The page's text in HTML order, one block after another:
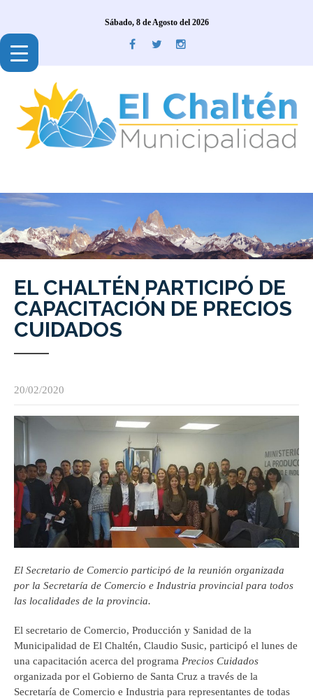
Sábado, 8 de Agosto del 2026
EL CHALTÉN PARTICIPÓ DE
CAPACITACIÓN DE PRECIOS
CUIDADOS
20/02/2020
El Secretario de Comercio participó de la reunión organizada
por la Secretaría de Comercio e Industria provincial para todos
las localidades de la provincia.
El secretario de Comercio, Producción y Sanidad de la
Municipalidad de El Chaltén, Claudio Susic, participó el lunes de
una capacitación acerca del programa Precios Cuidados
organizada por el Gobierno de Santa Cruz a través de la
Secretaría de Comercio e Industria para representantes de todas